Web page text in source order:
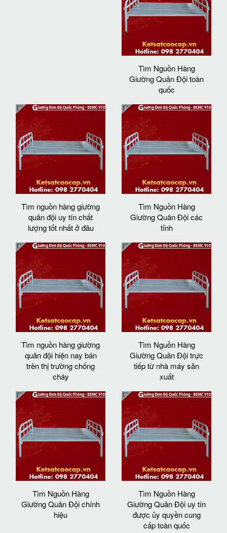
Tìm Nguồn Hàng
Giường Quân Đội toàn
quốc
Tìm nguồn hàng giường
quân đội uy tín chất
lượng tốt nhất ở đâu
Tìm Nguồn Hàng
Giường Quân Đội các
tỉnh
Tìm nguồn hàng giường
quân đội hiện nay bán
trên thị trường chống
cháy
Tìm Nguồn Hàng
Giường Quân Đội trực
tiếp từ nhà máy sản
xuất
Tìm Nguồn Hàng
Giường Quân Đội chính
hiệu
Tìm Nguồn Hàng
Giường Quân Đội uy tín
được ủy quyền cung
cấp toàn quốc